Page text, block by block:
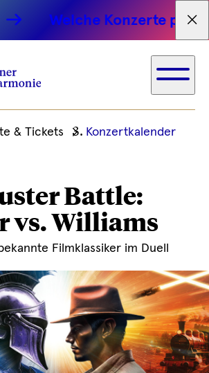
Welche Konzerte passen
& Tickets Konzertkalender
Battle:
vs. Williams
Filmklassiker im Duell